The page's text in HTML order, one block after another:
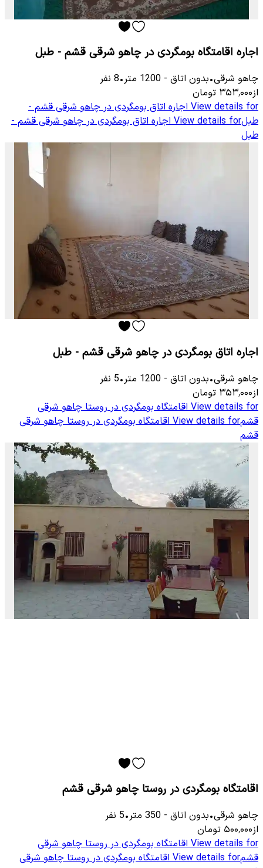
اجاره اقامتگاه بومگردی در چاهو شرقی قشم - طبل
چاهو شرقی•بدون اتاق -
1200 متر•
8 نفر
از۳۵۳٬۰۰۰ تومان
View details for اجاره اتاق بومگردی در چاهو شرقی قشم -
طبلView details for اجاره اتاق بومگردی در چاهو شرقی قشم -
طبل
اجاره اتاق بومگردی در چاهو شرقی قشم - طبل
چاهو شرقی•بدون اتاق -
1200 متر•
5 نفر
از۳۵۳٬۰۰۰ تومان
View details for اقامتگاه بومگردی در روستا چاهو شرقی
قشمView details for اقامتگاه بومگردی در روستا چاهو شرقی
قشم
اقامتگاه بومگردی در روستا چاهو شرقی قشم
چاهو شرقی•بدون اتاق -
350 متر•
5 نفر
از۵۰۰٬۰۰۰ تومان
View details for اقامتگاه بومگردی در روستا چاهو شرقی
قشمView details for اقامتگاه بومگردی در روستا چاهو شرقی